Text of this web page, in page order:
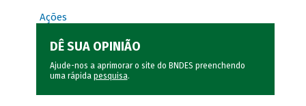
Ações
DÊ SUA OPINIÃO
Ajude-nos a aprimorar o site do BNDES preenchendo
uma rápida pesquisa.